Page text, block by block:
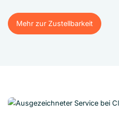
Mehr zur Zustellbarkeit
Mehr zur Zustellbarkeit